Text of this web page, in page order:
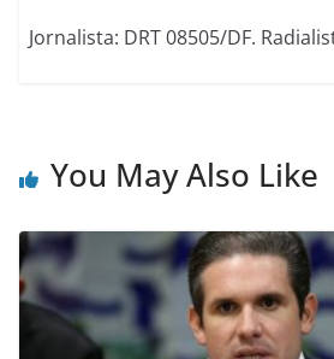
Jornalista: DRT 08505/DF.
You May Also Like